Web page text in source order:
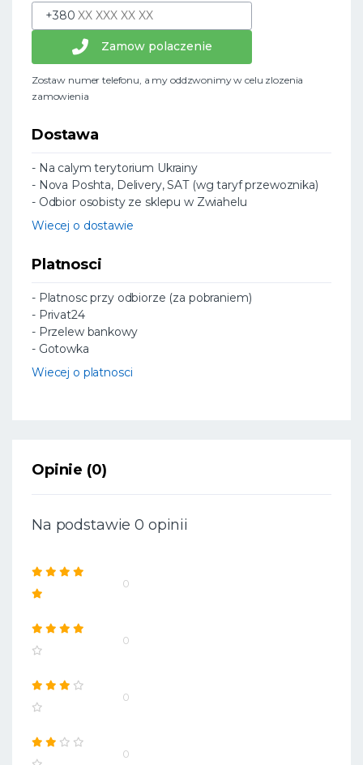
+380
Zamow polaczenie
Zostaw numer telefonu, a my oddzwonimy w celu zlozenia
zamowienia
Dostawa
- Na calym terytorium Ukrainy
- Nova Poshta, Delivery, SAT (wg taryf przewoznika)
- Odbior osobisty ze sklepu w Zwiahelu
Wiecej o dostawie
Platnosci
- Platnosc przy odbiorze (za pobraniem)
- Privat24
- Przelew bankowy
- Gotowka
Wiecej o platnosci
Opinie (0)
Na podstawie 0 opinii
0
0
0
0